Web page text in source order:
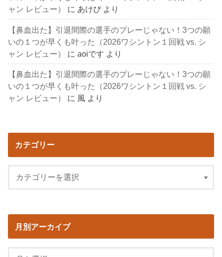
ャン レビュー）
に あけび より
【鼻血出た】引退間際の選手のプレーじゃない！3つの願
いの１つが早くも叶った（2026ワシントン１回戦 vs. シ
ャン レビュー）
にaoiです より
【鼻血出た】引退間際の選手のプレーじゃない！3つの願
いの１つが早くも叶った（2026ワシントン１回戦 vs. シ
ャン レビュー）
に 風 より
カテゴリー
月別アーカイブ